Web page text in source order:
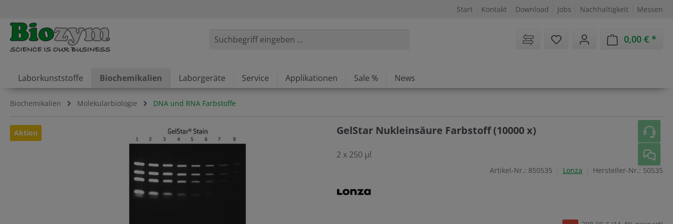
Start Kontakt Download Jobs Nachhaltigkeit Messen
Sie haben 0 Artikel auf dem
0,00 €
Laborkunststoffe Biochemikalien Laborgeräte Service Applikationen Sale % News
Biochemikalien Molekularbiologie DNA und RNA Farbstoffe
GelStar Nukleinsäure Farbstoff (10000 x)
2 x 250 µl
Artikel-Nr.: 850535 Lonza Hersteller-Nr.: 50535
Bildergalerie überspringen
Aktion